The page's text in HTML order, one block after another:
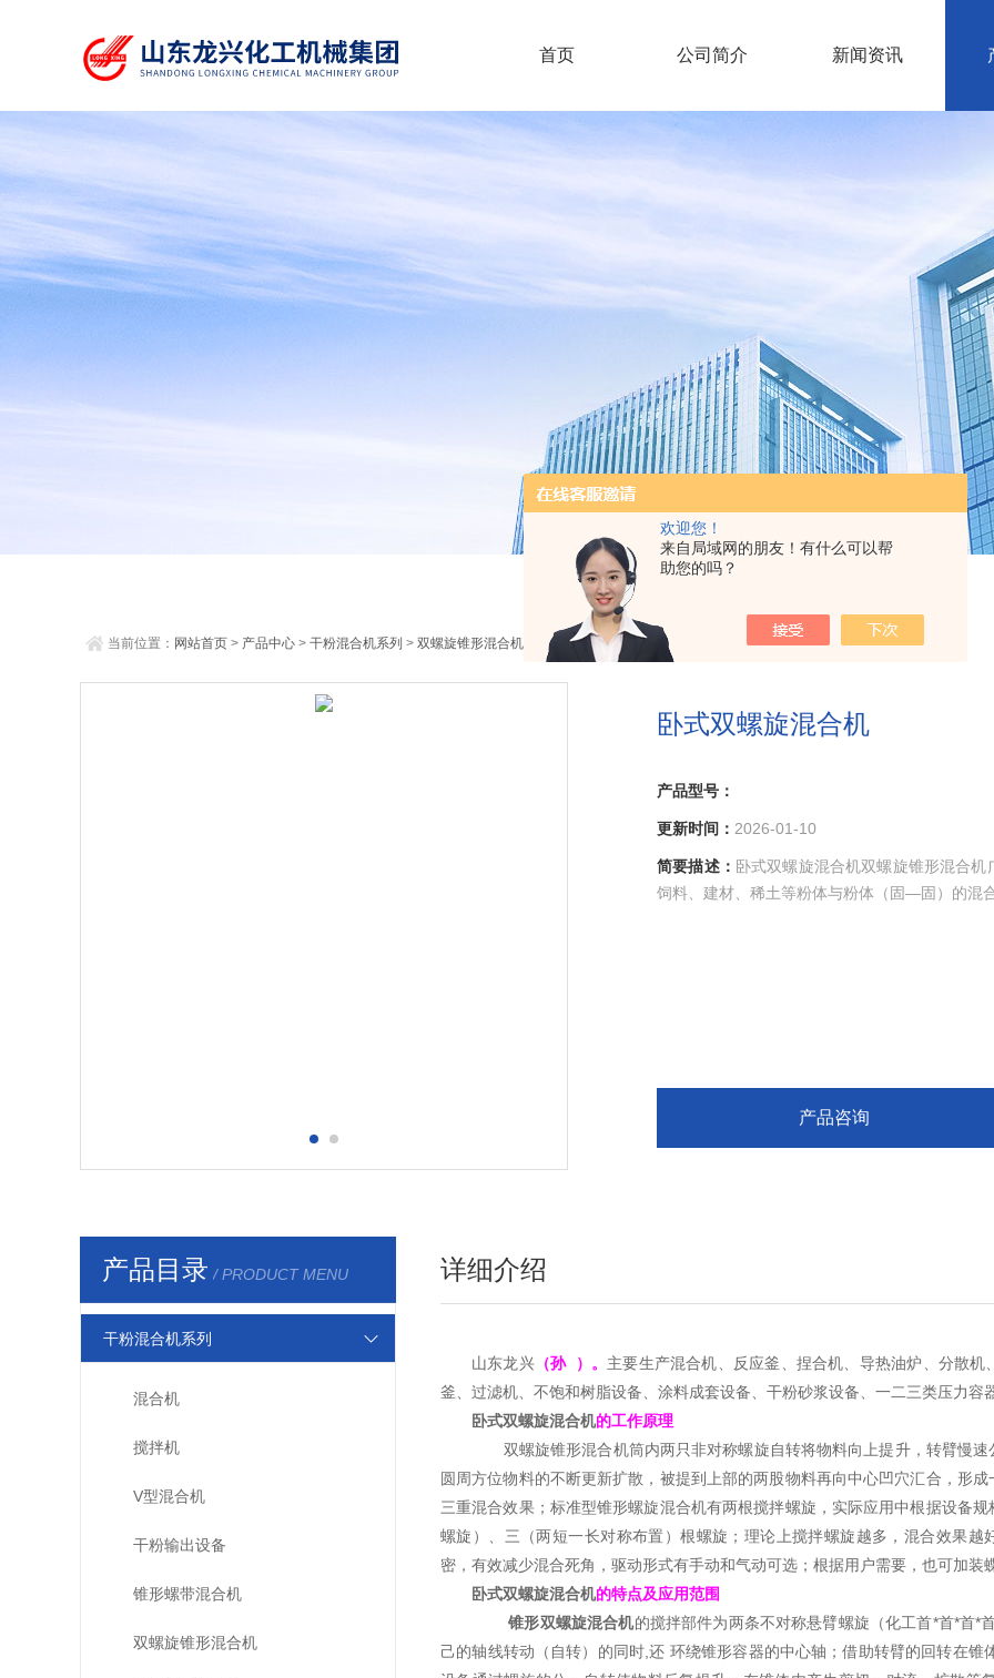
欢迎您！
来自局域网的朋友！有什么可以帮
助您的吗？
首页 公司简介 新闻资讯
当前位置： 网站首页 > 产品中心 > 干粉混合机系列 > 双螺旋锥形混合机 > 卧式双螺旋混合机
卧式双螺旋混合机
产品型号：
更新时间： 2026-01-10
简要描述： 卧式双螺旋混合机双螺旋锥形混合机
饲料、建材、稀土等粉体与粉体（固—固）的混合
产品咨询
产品目录 / PRODUCT MENU
干粉混合机系列
混合机
搅拌机
V型混合机
干粉输出设备
锥形螺带混合机
双螺旋锥形混合机
详细介绍
山东龙兴（孙 ）。 主要生产混合机、反应釜、捏合机、导热油炉、分散
釜、过滤机、不饱和树脂设备、涂料成套设备、干粉砂浆设备、一二三类压力容
卧式双螺旋混合机的工作原理
双螺旋锥形混合机筒内两只非对称螺旋自转将物料向上提升，转臂慢速
圆周方位物料的不断更新扩散，被提到上部的两股物料再向中心凹穴汇合，形
三重混合效果；标准型锥形螺旋混合机有两根搅拌螺旋，实际应用中根据设备
螺旋）、三（两短一长对称布置）根螺旋；理论上搅拌螺旋越多，混合效果越
密，有效减少混合死角，驱动形式有手动和气动可选；根据用户需要，也可加装
卧式双螺旋混合机的特点及应用范围
锥形双螺旋混合机的搅拌部件为两条不对称悬臂螺旋（化工首*首*首*
己的轴线转动（自转）的同时,还 环绕锥形容器的中心轴；借助转臂的回转在